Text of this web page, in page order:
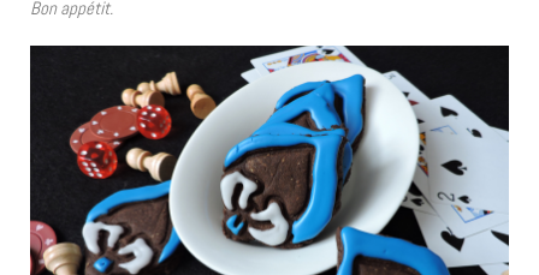
Bon appétit.